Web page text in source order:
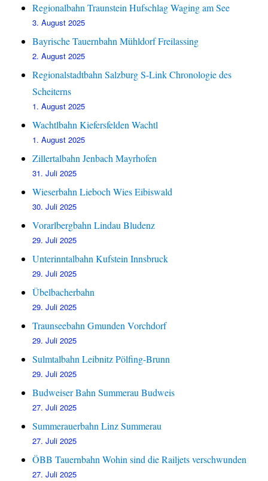
Regionalbahn Traunstein Hufschlag Waging am See
3. August 2025
Bayrische Tauernbahn Mühldorf Freilassing
2. August 2025
Regionalstadtbahn Salzburg S-Link Chronologie des
Scheiterns
1. August 2025
Wachtlbahn Kiefersfelden Wachtl
1. August 2025
Zillertalbahn Jenbach Mayrhofen
31. Juli 2025
Wieserbahn Lieboch Wies Eibiswald
30. Juli 2025
Vorarlbergbahn Lindau Bludenz
29. Juli 2025
Unterinntalbahn Kufstein Innsbruck
29. Juli 2025
Übelbacherbahn
29. Juli 2025
Traunseebahn Gmunden Vorchdorf
29. Juli 2025
Sulmtalbahn Leibnitz Pölfing-Brunn
29. Juli 2025
Budweiser Bahn Summerau Budweis
27. Juli 2025
Summerauerbahn Linz Summerau
27. Juli 2025
ÖBB Tauernbahn Wohin sind die Railjets verschwunden
27. Juli 2025